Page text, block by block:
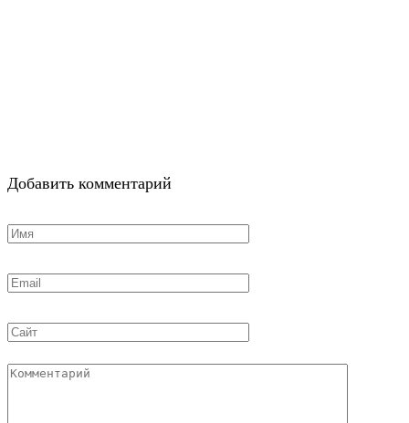
Добавить комментарий
Имя
Email
Сайт
Комментарий